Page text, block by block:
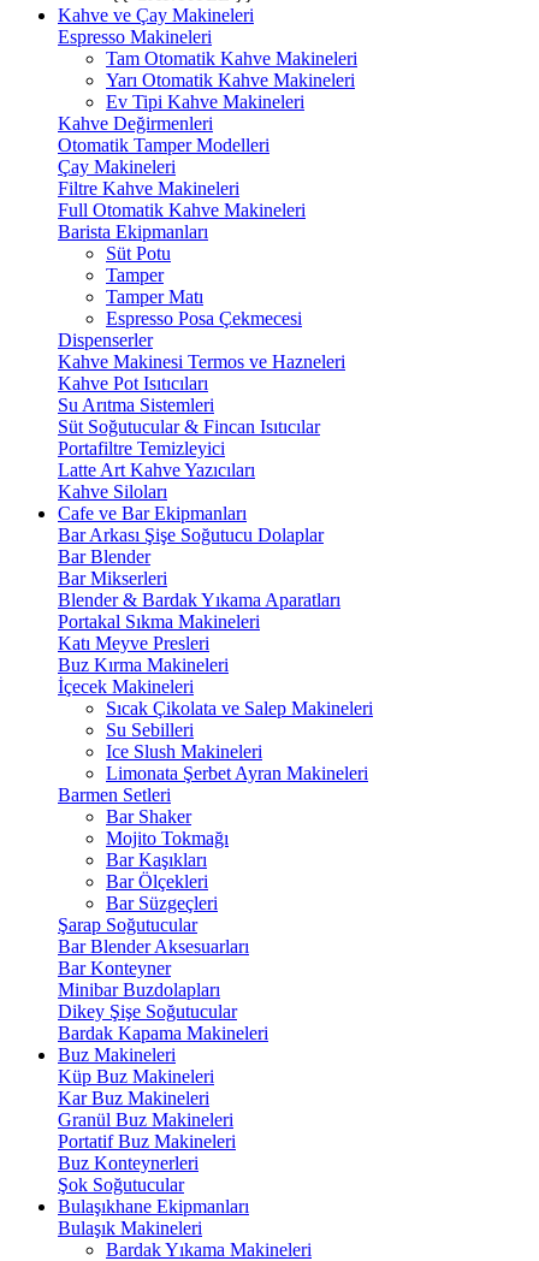
Kahve ve Çay Makineleri
Espresso Makineleri
Tam Otomatik Kahve Makineleri
Yarı Otomatik Kahve Makineleri
Ev Tipi Kahve Makineleri
Kahve Değirmenleri
Otomatik Tamper Modelleri
Çay Makineleri
Filtre Kahve Makineleri
Full Otomatik Kahve Makineleri
Barista Ekipmanları
Süt Potu
Tamper
Tamper Matı
Espresso Posa Çekmecesi
Dispenserler
Kahve Makinesi Termos ve Hazneleri
Kahve Pot Isıtıcıları
Su Arıtma Sistemleri
Süt Soğutucular & Fincan Isıtıcılar
Portafiltre Temizleyici
Latte Art Kahve Yazıcıları
Kahve Siloları
Cafe ve Bar Ekipmanları
Bar Arkası Şişe Soğutucu Dolaplar
Bar Blender
Bar Mikserleri
Blender & Bardak Yıkama Aparatları
Portakal Sıkma Makineleri
Katı Meyve Presleri
Buz Kırma Makineleri
İçecek Makineleri
Sıcak Çikolata ve Salep Makineleri
Su Sebilleri
Ice Slush Makineleri
Limonata Şerbet Ayran Makineleri
Barmen Setleri
Bar Shaker
Mojito Tokmağı
Bar Kaşıkları
Bar Ölçekleri
Bar Süzgeçleri
Şarap Soğutucular
Bar Blender Aksesuarları
Bar Konteyner
Minibar Buzdolapları
Dikey Şişe Soğutucular
Bardak Kapama Makineleri
Buz Makineleri
Küp Buz Makineleri
Kar Buz Makineleri
Granül Buz Makineleri
Portatif Buz Makineleri
Buz Konteynerleri
Şok Soğutucular
Bulaşıkhane Ekipmanları
Bulaşık Makineleri
Bardak Yıkama Makineleri